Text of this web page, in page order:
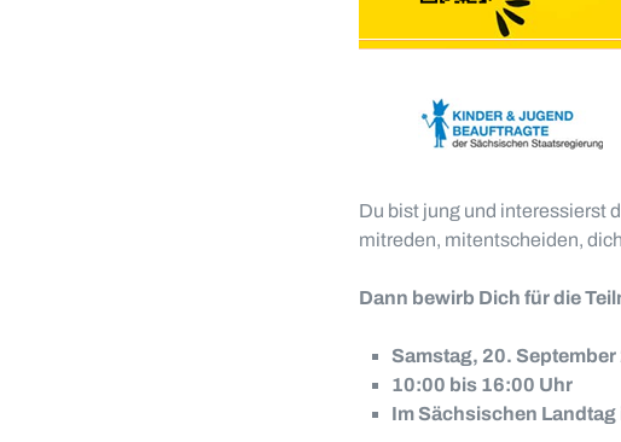
Du bist jung und interessierst
mitreden, mitentscheiden,
Dann bewirb Dich für die
Samstag, 20. September
10:00 bis 16:00 Uhr
Im Sächsischen Landtag